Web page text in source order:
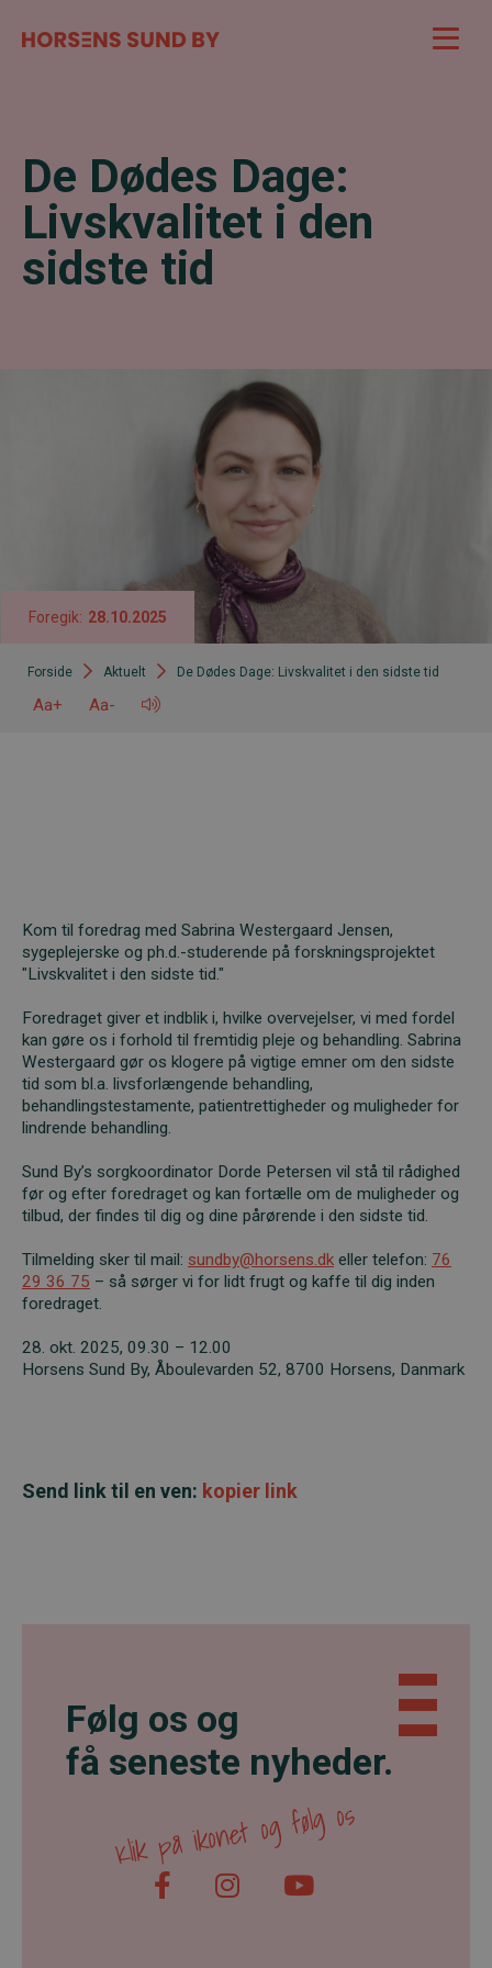
De Dødes Dage:
Livskvalitet i den
sidste tid
Foregik: 2025
10
28
Forside Aktuelt De Dødes Dage: Livskvalitet i den sidste tid
Aa+ Aa-
Kom til foredrag med Sabrina Westergaard Jensen,
sygeplejerske og ph.d.-studerende på forskningsprojektet
"Livskvalitet i den sidste tid."
Foredraget giver et indblik i, hvilke overvejelser, vi med fordel
kan gøre os i forhold til fremtidig pleje og behandling. Sabrina
Westergaard gør os klogere på vigtige emner om den sidste
tid som bl.a. livsforlængende behandling,
behandlingstestamente, patientrettigheder og muligheder for
lindrende behandling.
Sund By’s sorgkoordinator Dorde Petersen vil stå til rådighed
før og efter foredraget og kan fortælle om de muligheder og
tilbud, der findes til dig og dine pårørende i den sidste tid.
Tilmelding sker til mail: sundby@horsens.dk eller telefon: 76
29 36 75 – så sørger vi for lidt frugt og kaffe til dig inden
foredraget.
28. okt. 2025, 09.30 – 12.00
Horsens Sund By, Åboulevarden 52, 8700 Horsens, Danmark
Send link til en ven: kopier link
Følg os og
få seneste nyheder.
Klik på ikonet og følg os